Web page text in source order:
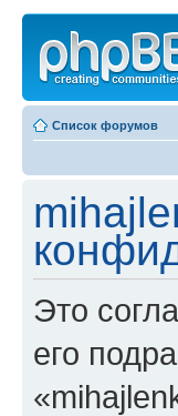
Список форумов
Это
его